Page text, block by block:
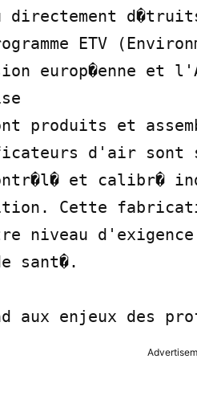
ETV
europ�enne et
produits et
d'air sont
et calibr�
Cette
niveau
sant�.
aux enjeux des